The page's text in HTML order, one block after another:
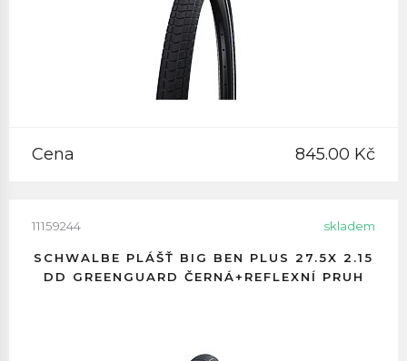
Cena 845.00 Kč
11159244 skladem
SCHWALBE PLÁŠŤ BIG BEN PLUS 27.5X 2.15
DD GREENGUARD ČERNÁ+REFLEXNÍ PRUH